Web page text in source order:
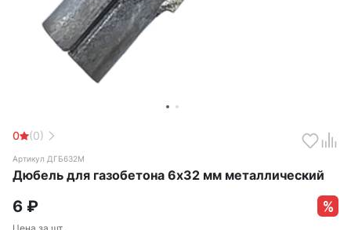
0 (0)
Артикул ДГБ632М
Дюбель для газобетона 6х32 мм металлический
6 ₽